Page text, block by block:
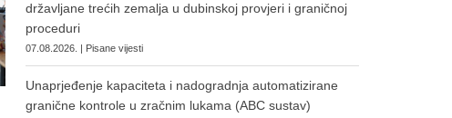
državljane trećih zemalja u dubinskoj provjeri i graničnoj
proceduri
07.08.2026. | Pisane vijesti
Unaprjeđenje kapaciteta i nadogradnja automatizirane
granične kontrole u zračnim lukama (ABC sustav)